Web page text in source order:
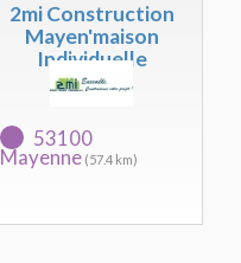
2mi Construction
Mayen'maison
Individuelle
53100
Mayenne (57.4 km)